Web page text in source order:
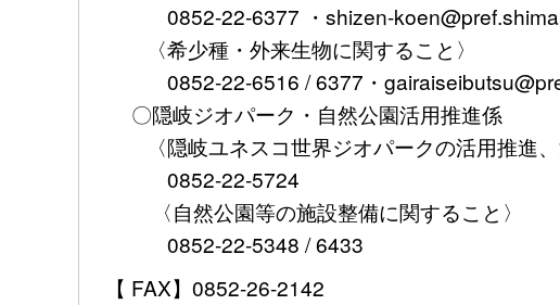
0852-22-6377 ・shizen-
〈希少種・外来生物に関すること〉
0852-22-6516 / 6377・
〇隠岐ジオパーク・自然公園活用推進係
〈隠岐ユネスコ世界ジオパークの活用推進、
0852-22-5724
〈自然公園等の施設整備に関すること〉
0852-22-5348 / 6433
【 FAX】0852-26-2142